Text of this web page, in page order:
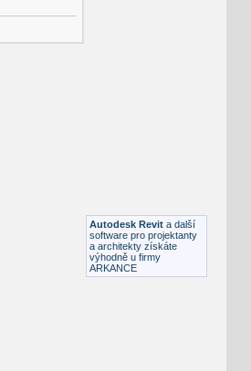
Autodesk Revit a další
software pro projektanty
a architekty získáte
výhodně u firmy
ARKANCE